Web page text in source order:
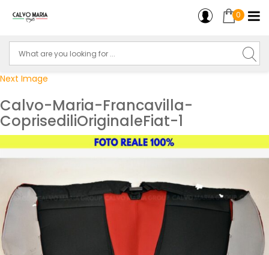
0
Next Image
Calvo-Maria-Francavilla-
CoprisediliOriginaleFiat-1